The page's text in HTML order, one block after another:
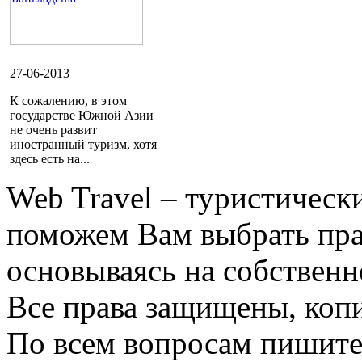
27-06-2013
К сожалению, в этом
государстве Южной Азии
не очень развит
иностранный туризм, хотя
здесь есть на...
Web Travel –
поможем Вам выбрать
основываясь на
Все права защищены,
По всем вопросам